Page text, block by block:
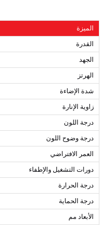
الميزة
القدرة
الجهد
الهرتز
شدة الإضاءة
زاوية الإنارة
درجة اللون
درجة وضوح اللون
العمر الافتراضي
دورات التشغيل والإطفاء
درجة الحرارة
درجة الحماية
الأبعاد مم